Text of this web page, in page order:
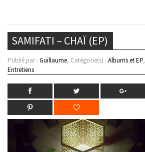
SAMIFATI – CHAÏ (EP)
Publié par : Guillaume, Catégorie(s) : Albums et EP,
Entretiens